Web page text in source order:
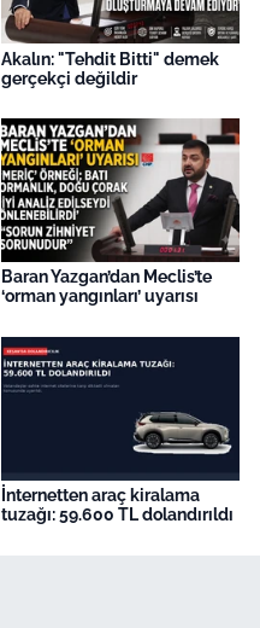
Akalın: "Tehdit Bitti" demek
gerçekçi değildir
Baran Yazgan’dan Meclis’te
‘orman yangınları’ uyarısı
İnternetten araç kiralama
tuzağı: 59.600 TL dolandırıldı